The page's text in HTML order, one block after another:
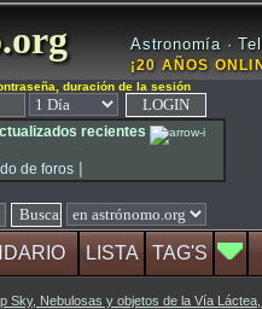
Astronomía ·
¡20 AÑOS
duración de la sesión
recientes
de foros |
LISTA TAG'S
Sky, Nebulosas y objetos de la Vía